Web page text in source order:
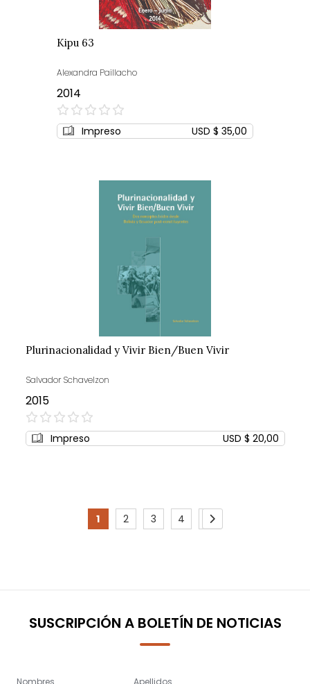
Kipu 63
Alexandra Paillacho
2014
0%
Impreso USD $ 35,00
Plurinacionalidad y Vivir Bien/Buen Vivir
Salvador Schavelzon
2015
0%
Impreso USD $ 20,00
Page
You're
page
1
Page
2
Page
3
Page
4
Page
5
Page
Siguiente
SUSCRIPCIÓN A BOLETÍN DE NOTICIAS
Nombres Apellidos